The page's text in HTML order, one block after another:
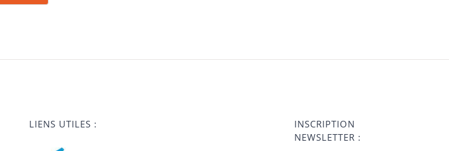
LIENS UTILES :
INSCRIPTION
NEWSLETTER :